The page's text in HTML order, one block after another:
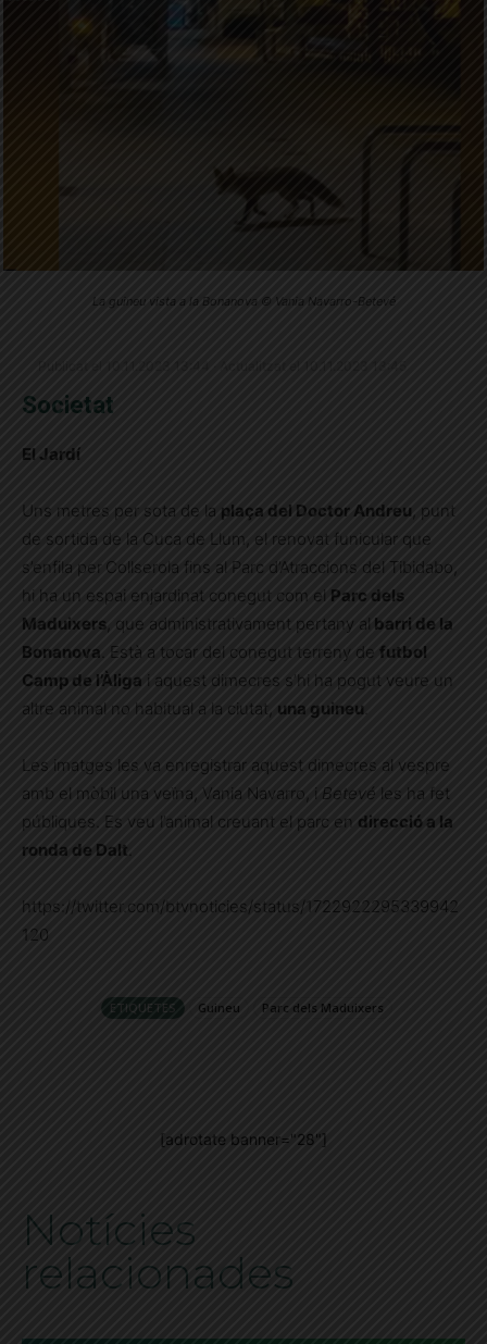
La guineu vista a la Bonanova © Vania Navarro-Betevé
Societat
El Jardí
Uns metres per sota de la plaça del Doctor Andreu, punt
de sortida de la Cuca de Llum, el renovat funicular que
s’enfila per Collserola fins al Parc d’Atraccions del Tibidabo,
hi ha un espai enjardinat conegut com el
Parc dels
Maduixers, que administrativament pertany al barri de la
Bonanova. Està a tocar del conegut terreny de futbol
Camp de l’Àliga i aquest dimecres s’hi ha pogut veure un
altre animal no habitual a la ciutat, una guineu
Les imatges les va enregistrar aquest dimecres al vespre
amb el mòbil una veïna, Vania Navarro, i Betevé les ha fet
públiques. Es veu l’animal creuant el parc en direcció a la
ronda de Dalt.
https://twitter.com/btvnoticies/status/1722922295339942
120
ETIQUETES Guineu Parc dels Maduixers
[adrotate banner="28"]
Notícies
relacionades